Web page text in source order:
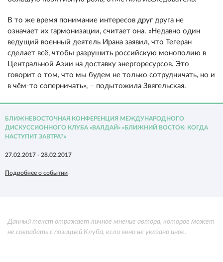
В то же время понимание интересов друг друга не
означает их гармонизации, считает она. «Недавно один
ведущий военный деятель Ирана заявил, что Тегеран
сделает всё, чтобы разрушить российскую монополию в
Центральной Азии на доставку энергоресурсов. Это
говорит о том, что мы будем не только сотрудничать, но и
в чём-то соперничать», – подытожила Звягельская.
БЛИЖНЕВОСТОЧНАЯ КОНФЕРЕНЦИЯ МЕЖДУНАРОДНОГО
ДИСКУССИОННОГО КЛУБА «ВАЛДАЙ» «БЛИЖНИЙ ВОСТОК: КОГДА
НАСТУПИТ ЗАВТРА?»
27.02.2017 - 28.02.2017
Подробнее о событии
Данный текст отражает личное мнение автора, которое может
не совпадать с позицией Клуба, если явно не указано иное.